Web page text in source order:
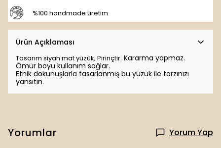
%100 handmade üretim
Ürün Açıklaması
Tasarım siyah mat yüzük; Pirinçtir. Kararma yapmaz.
Ömür boyu kullanım sağlar.
Etnik dokunuşlarla tasarlanmış bu yüzük ile tarzınızı
yansıtın.
Yorumlar Yorum Yap